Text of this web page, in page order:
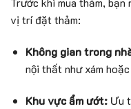
vị trí đặt thảm:
Không gian trong
nội thất như xám
Khu vực ẩm ướt: Ưu